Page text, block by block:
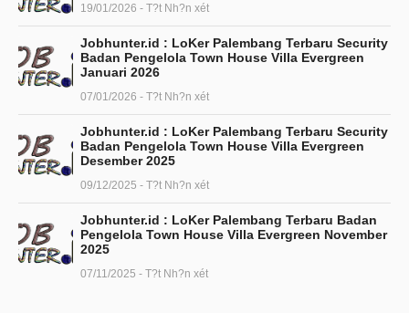
19/01/2026 - T?t Nh?n xét
Jobhunter.id : LoKer Palembang Terbaru Security
Badan Pengelola Town House Villa Evergreen
Januari 2026
07/01/2026 - T?t Nh?n xét
Jobhunter.id : LoKer Palembang Terbaru Security
Badan Pengelola Town House Villa Evergreen
Desember 2025
09/12/2025 - T?t Nh?n xét
Jobhunter.id : LoKer Palembang Terbaru Badan
Pengelola Town House Villa Evergreen November
2025
07/11/2025 - T?t Nh?n xét